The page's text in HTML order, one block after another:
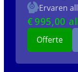
Ervaren
€995,00
Offerte